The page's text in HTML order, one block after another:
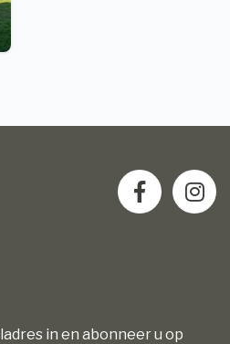
in en abonneer u op